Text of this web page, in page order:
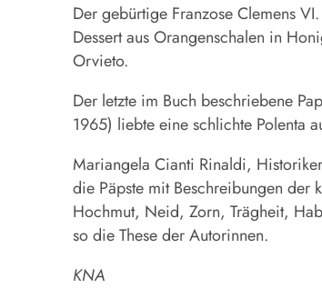
Der gebürtige Franzose Clemens
Dessert aus Orangenschalen in
Orvieto.
Der letzte im Buch beschriebene
1965) liebte eine schlichte Polenta
Mariangela Cianti Rinaldi,
die Päpste mit Beschreibungen der
Hochmut, Neid, Zorn, Trägheit,
so die These der Autorinnen.
KNA